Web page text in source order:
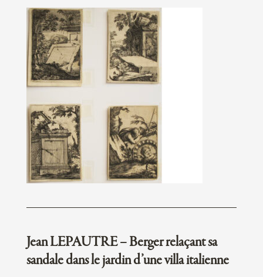
Jean LEPAUTRE – Berger relaçant sa
sandale dans le jardin d’une villa italienne